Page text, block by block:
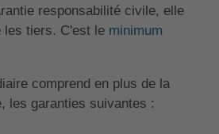
responsabilité civile, elle
les tiers. C'est le minimum
comprend en plus de la
les garanties suivantes :